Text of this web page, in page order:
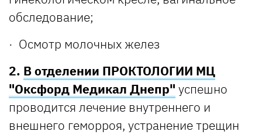
обследование;
· Осмотр молочных желез
2. В отделении ПРОКТОЛОГИИ МЦ
"Оксфорд Медикал Днепр" успешно
проводится лечение внутреннего и
внешнего геморроя, устранение трещин